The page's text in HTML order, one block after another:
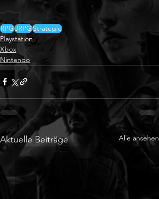
RPGJRPGStrategie
Playstation
Xbox
Nintendo
Aktuelle Beiträge Alle ansehen